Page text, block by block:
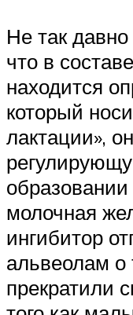
Не так
что в
находится
который
лактации»,
молочная
ингибитор
альвеолам о
прекратили